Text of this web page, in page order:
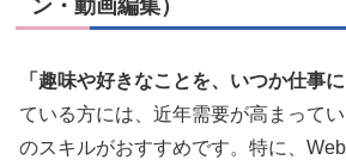
ン・動画編集）
「趣味や好きなことを、いつか仕事に
ている方には、近年需要が高まって
のスキルがおすすめです。特に、